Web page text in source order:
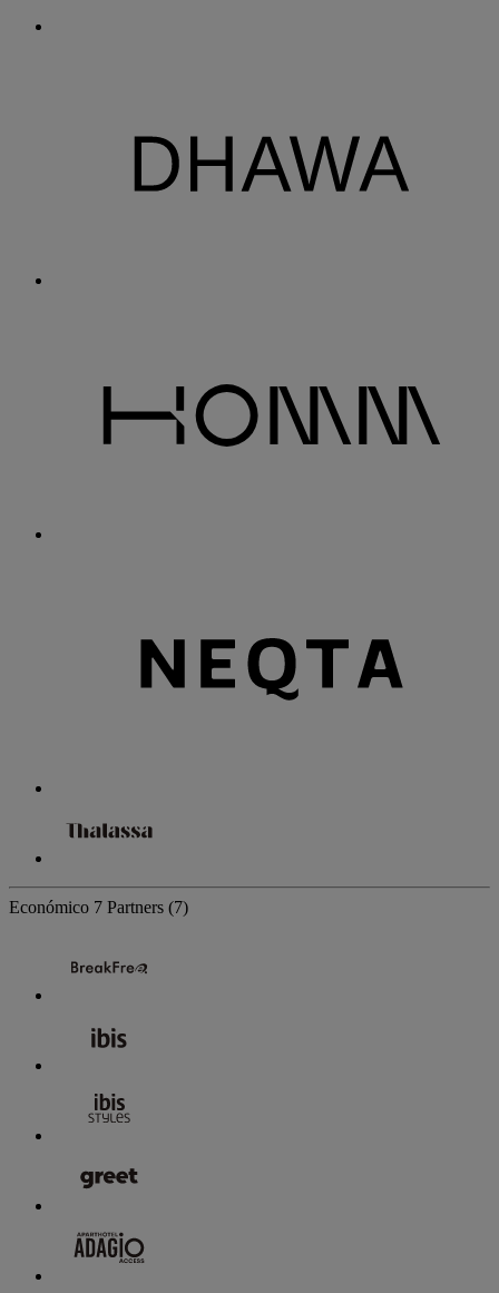
Económico 7 Partners (7)